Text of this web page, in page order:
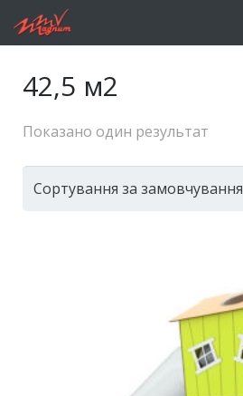
42,5 м2
Показано один результат